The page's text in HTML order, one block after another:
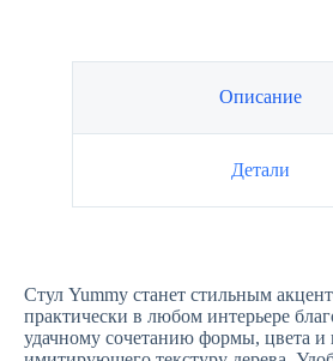
Описание
Детали
Стул Yummy станет стильным
практически в любом интерьере
удачному сочетанию формы, цвета и